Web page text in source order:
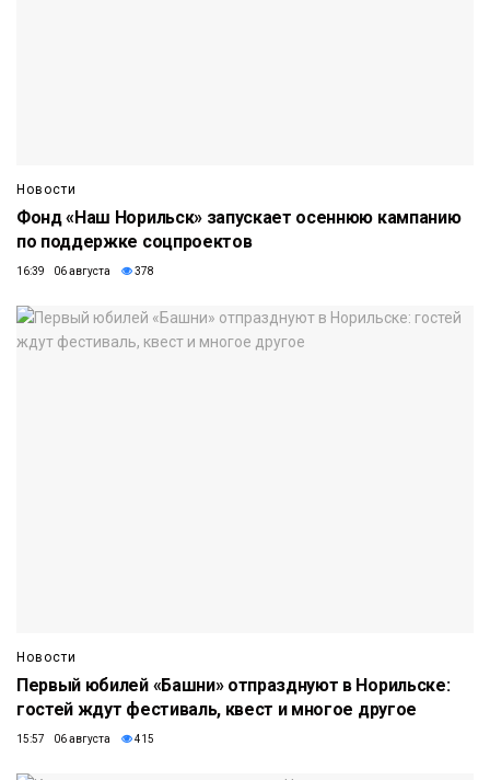
Новости
Фонд «Наш Норильск» запускает осеннюю кампанию
по поддержке соцпроектов
16:39 06 августа 378
Новости
Первый юбилей «Башни» отпразднуют в Норильске:
гостей ждут фестиваль, квест и многое другое
15:57 06 августа 415